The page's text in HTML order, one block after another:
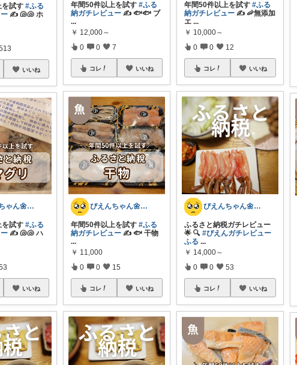
を試す#ふる
✍️ 🐚🐚 ホ
いいね
ぴえんちゃん🌼爆買い比較ママ
を試す#ふる
✍️ 🐚🐚 ハ
いいね
年間50件以上を試す#ふる
納ガチレビュー ✍️ 🐟️🐟️ ブ
...
￥ 12,000～
0 0 7
コレ いいね
ぴえんちゃん🌼爆買い比較ママ
年間50件以上を試す#ふる
納ガチレビュー ✍️ 🐟️ 干物
...
￥ 11,000
0 0 15
コレ いいね
年間50件以上を試す#ふる
納ガチレビュー ✍️ 🦐無添加
エ ...
￥ 10,000～
0 0 12
コレ いいね
ぴえんちゃん🌼爆買い比較ママ
ふるさと納税ガチレビュー
🌟 🔍️#ぴえんガチレビュー
ふる ...
￥ 14,000～
0 0 53
コレ いいね